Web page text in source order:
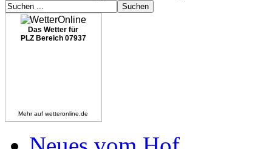
Das Wetter für
PLZ Bereich 07937
Mehr aufwetteronline.de